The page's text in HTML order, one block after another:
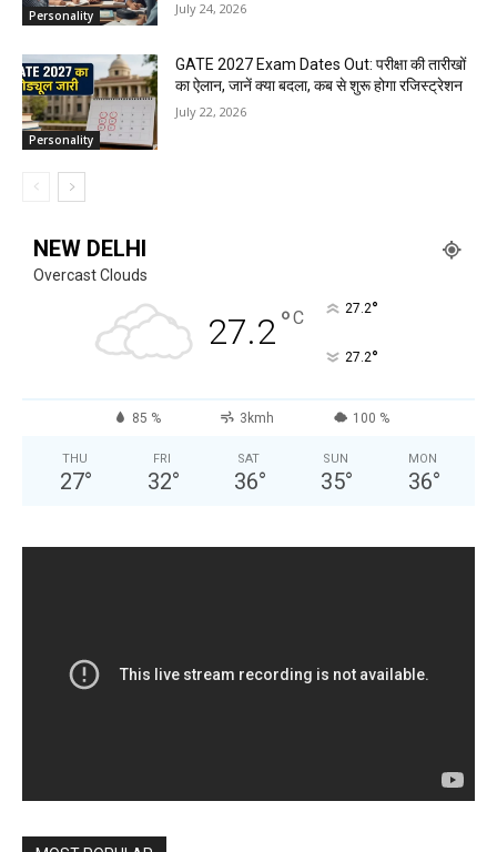
Personality July 24, 2026
Personality
GATE 2027 Exam Dates Out: परीक्षा की तारीखों
का ऐलान, जानें क्या बदला, कब से शुरू होगा रजिस्ट्रेशन
July 22, 2026
NEW DELHI
Overcast Clouds
27.2°C 27.2°
27.2°
85 % 3kmh 100 %
THU
27°
FRI
32°
SAT
36°
SUN
35°
MON
36°